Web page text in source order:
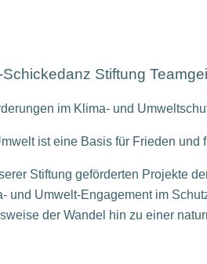
Stiftung
im Klima- und
ist eine Basis für Frieden
Stiftung geförderten Projekte
und Umwelt-Engagement im
der Wandel hin zu einer